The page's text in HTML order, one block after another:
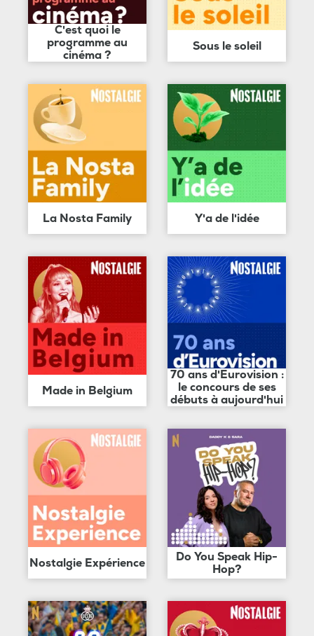
C'est quoi le
programme au
cinéma ?
Sous le soleil
La Nosta Family Y'a de l'idée
Made in Belgium
70 ans d'Eurovision :
le concours de ses
débuts à aujourd'hui
Nostalgie Expérience
Do You Speak Hip-
Hop?